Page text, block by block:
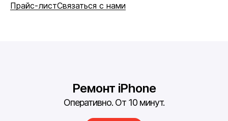
Прайс-листСвязаться с нами
Ремонт iPhone
Оперативно. От 10 минут.